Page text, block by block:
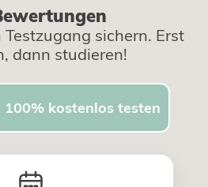
Testzugang sichern. Erst
dann studieren!
100% kostenlos testen